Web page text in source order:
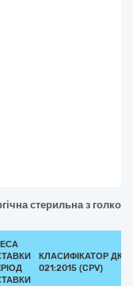
стерильна з
КЛАСИФІКАТОР ДК
021:2015 (CPV)